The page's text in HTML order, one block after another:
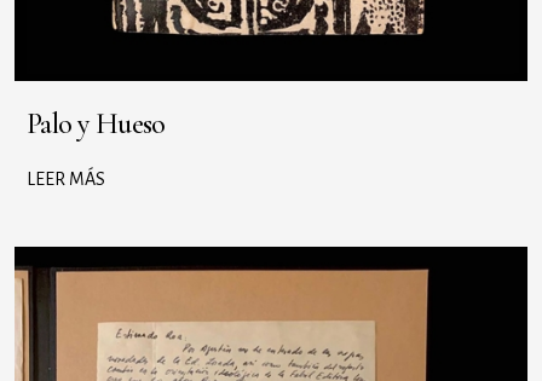
Palo y Hueso
LEER MÁS